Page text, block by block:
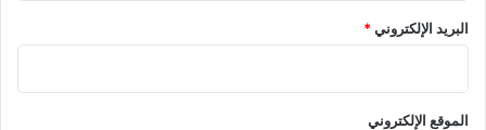
البريد الإلكتروني*
الموقع الإلكتروني